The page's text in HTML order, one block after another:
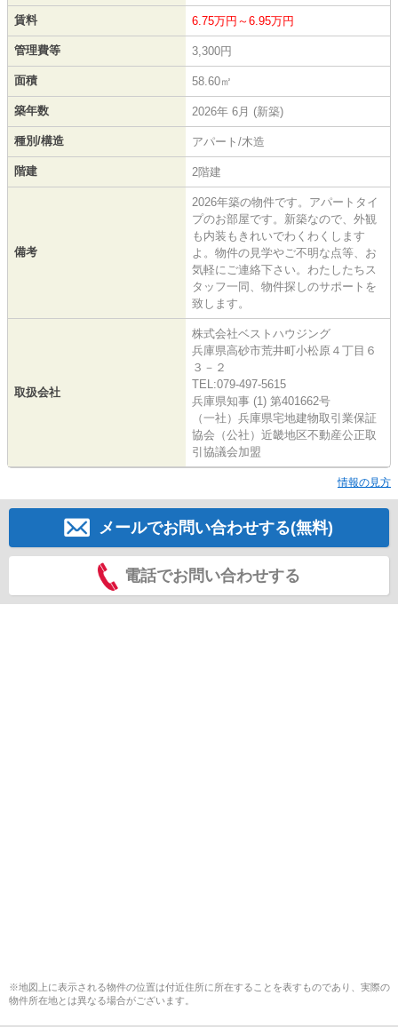
賃料 6.75万円～6.95万円
管理費等 3,300円
面積 58.60㎡
築年数 2026年 6月 (新築)
種別/構造 アパート/木造
階建 2階建
備考
2026年築の物件です。アパートタイ
プのお部屋です。新築なので、外観
も内装もきれいでわくわくします
よ。物件の見学やご不明な点等、お
気軽にご連絡下さい。わたしたちス
タッフ一同、物件探しのサポートを
致します。
取扱会社
株式会社ベストハウジング
兵庫県高砂市荒井町小松原４丁目６
３－２
TEL:079-497-5615
兵庫県知事 (1) 第401662号
（一社）兵庫県宅地建物取引業保証
協会（公社）近畿地区不動産公正取
引協議会加盟
情報の見方
メールでお問い合わせする(無料)
電話でお問い合わせする
※地図上に表示される物件の位置は付近住所に所在することを表すものであり、実際の
物件所在地とは異なる場合がございます。